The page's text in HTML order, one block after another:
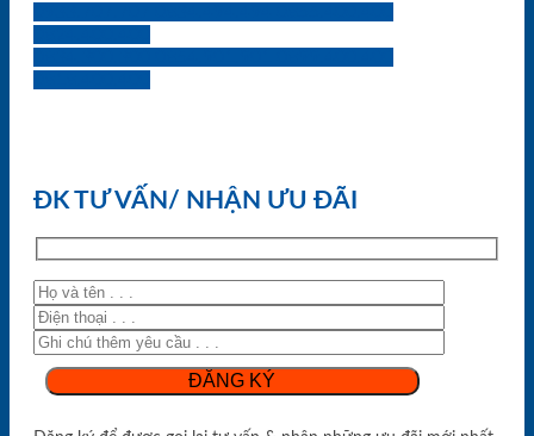
ĐK TƯ VẤN/ NHẬN ƯU ĐÃI